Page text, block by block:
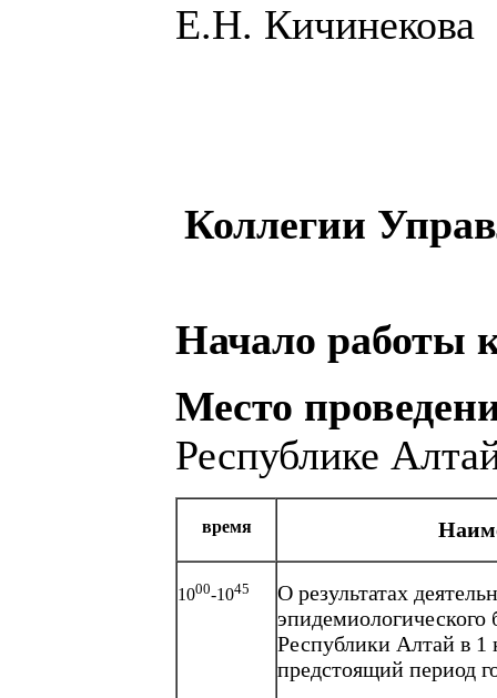
Е.Н. Кичинекова
Коллегии
Начало работы
Место
Республике
время
1000-1045
О результатах
эпидемиологического
Республики Алтай в 1
предстоящий период